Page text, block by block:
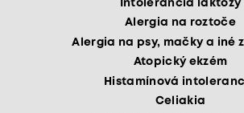
Intolerancia laktózy
Alergia na roztoče
Alergia na psy, mačky a iné
Atopický ekzém
Histamínová
Celiakia